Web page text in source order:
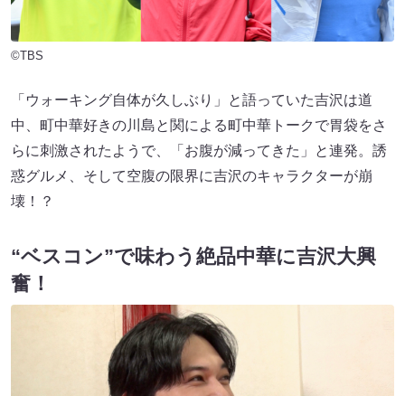
©TBS
「ウォーキング自体が久しぶり」と語っていた吉沢は道
中、町中華好きの川島と関による町中華トークで胃袋をさ
らに刺激されたようで、「お腹が減ってきた」と連発。誘
惑グルメ、そして空腹の限界に吉沢のキャラクターが崩
壊！？
“ベスコン”で味わう絶品中華に吉沢大興
奮！